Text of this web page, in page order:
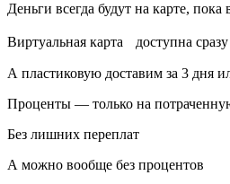
Деньги всегда будут на карте, пока
Виртуальная карта доступна сразу
А пластиковую доставим за 3 дня
Проценты — только на
Без лишних переплат
А можно вообще без процентов